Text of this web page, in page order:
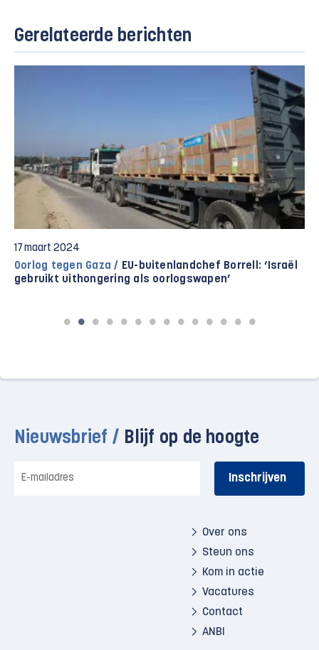
Gerelateerde berichten
17 maart 2024
Oorlog tegen Gaza / EU-buitenlandchef Borrell: ‘Israël
gebruikt uithongering als oorlogswapen’
Nieuwsbrief / Blijf op de hoogte
mailadres
Over ons
Steun ons
Kom in actie
Vacatures
Contact
ANBI